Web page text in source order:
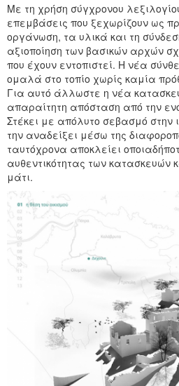
Με τη χρήση σύγχρονου
επεμβάσεις που ξεχωρίζουν ως
οργάνωση, τα υλικά και τη
αξιοποίηση των βασικών αρχών
που έχουν εντοπιστεί. Η νέα
ομαλά στο τοπίο χωρίς καμία
Για αυτό άλλωστε η νέα
απαραίτητη απόσταση από την
Στέκει με απόλυτο σεβασμό στην
την αναδείξει μέσω της
ταυτόχρονα αποκλείει
αυθεντικότητας των κατασκευών
μάτι.